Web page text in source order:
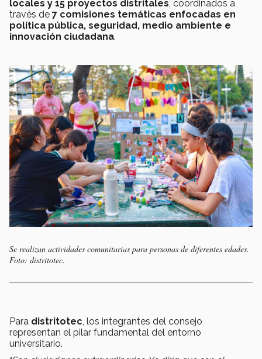
locales y 15 proyectos distritales, coordinados a
través de 7 comisiones temáticas enfocadas en
política pública, seguridad, medio ambiente e
innovación ciudadana.
Se realizan actividades comunitarias para personas de diferentes edades.
Foto: distritotec.
Para distritotec, los integrantes del consejo
representan el pilar fundamental del entorno
universitario.